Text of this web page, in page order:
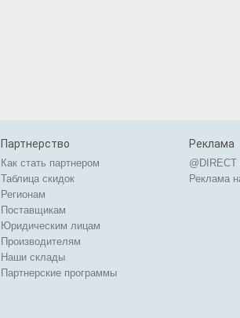
Партнерство
Как стать партнером
Таблица скидок
Регионам
Поставщикам
Юридическим лицам
Производителям
Наши склады
Партнерские программы
Реклама
Реклама